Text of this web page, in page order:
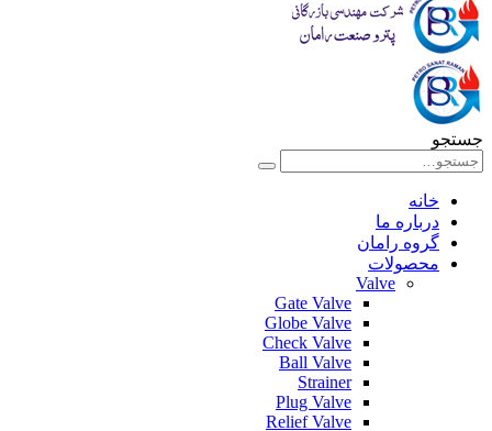
جستجو
خانه
درباره ما
گروه رامان
محصولات
Valve
Gate Valve
Globe Valve
Check Valve
Ball Valve
Strainer
Plug Valve
Relief Valve